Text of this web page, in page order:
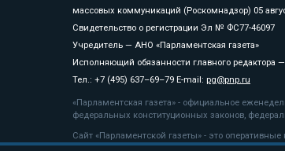
массовых коммуникаций (Роскомнадзор) 05
Свидетельство о регистрации Эл № ФС77-46097
Учредитель — АНО «Парламентская газета»
Исполняющий обязанности главного редактора
Тел.: +7 (495) 637–69–79 E-mail: pg@pnp.ru
«Парламентская газета» - официальное
федеральных конституционных законов,
Сайт «Парламентской газеты» - это
«Парламентской газеты» активная ссылка на